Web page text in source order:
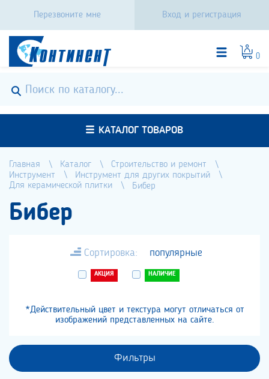
Перезвоните мне Вход и регистрация
0
КАТАЛОГ ТОВАРОВ
Главная Каталог
Строительство и ремонт
Инструмент
Инструмент для других покрытий
Для керамической плитки
Бибер
Бибер
Сортировка: популярные
АКЦИЯ НАЛИЧИЕ
*Действительный цвет и текстура могут отличаться от
изображений представленных на сайте.
Фильтры